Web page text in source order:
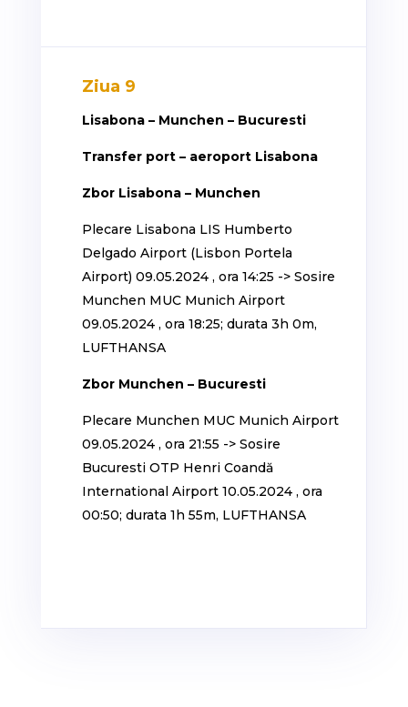
Ziua 9
Lisabona – Munchen – Bucuresti
Transfer port – aeroport Lisabona
Zbor Lisabona – Munchen
Plecare Lisabona LIS Humberto
Delgado Airport (Lisbon Portela
Airport) 09.05.2024 , ora 14:25 -> Sosire
Munchen MUC Munich Airport
09.05.2024 , ora 18:25; durata 3h 0m,
LUFTHANSA
Zbor Munchen – Bucuresti
Plecare Munchen MUC Munich Airport
09.05.2024 , ora 21:55 -> Sosire
Bucuresti OTP Henri Coandă
International Airport 10.05.2024 , ora
00:50; durata 1h 55m, LUFTHANSA